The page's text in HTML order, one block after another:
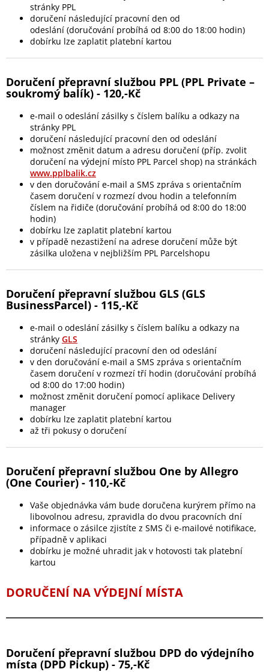
stránky PPL
doručení následující pracovní den od
odeslání (doručování probíhá od 8:00 do 18:00 hodin)
dobírku lze zaplatit platební kartou
Doručení přepravní službou PPL (PPL Private –
soukromý balík) - 120,-Kč
e-mail o odeslání zásilky s číslem balíku a odkazy na
stránky PPL
doručení následující pracovní den od odeslání
možnost změnit datum a adresu doručení (příp. zvolit
doručení na výdejní místo PPL Parcel shop) na stránkách
www.pplbalik.cz
v den doručování e-mail a SMS zpráva s orientačním
časem doručení v rozmezí dvou hodin a telefonním
číslem na řidiče (doručování probíhá od 8:00 do 18:00
hodin)
dobírku lze zaplatit platební kartou
v případě nezastižení na adrese doručení může být
zásilka uložena v nejbližším PPL Parcelshopu
Doručení přepravní službou GLS (GLS
BusinessParcel) - 115,-Kč
e-mail o odeslání zásilky s číslem balíku a odkazy na
stránky GLS
doručení následující pracovní den od odeslání
v den doručování e-mail a SMS zpráva s orientačním
časem doručení v rozmezí tří hodin (doručování probíhá
od 8:00 do 17:00 hodin)
možnost změnit doručení pomocí aplikace Delivery
manager
dobírku lze zaplatit platební kartou
až tři pokusy o doručení
Doručení přepravní službou One by Allegro
(One Courier) - 110,-Kč
Vaše objednávka vám bude doručena kurýrem přímo na
libovolnou adresu, zpravidla do dvou pracovních dní
informace o zásilce zjistíte z SMS či e-mailové notifikace,
případně v aplikaci
dobírku je možné uhradit jak v hotovosti tak platební
kartou
DORUČENÍ NA VÝDEJNÍ MÍSTA
Doručení přepravní službou DPD do výdejního
místa (DPD Pickup) - 75,-Kč